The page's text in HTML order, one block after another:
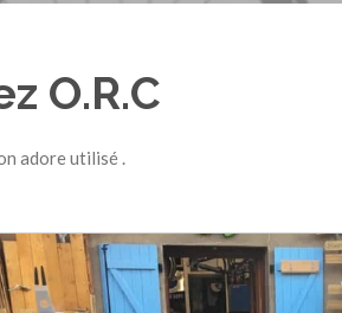
O.R.C
adore utilisé .